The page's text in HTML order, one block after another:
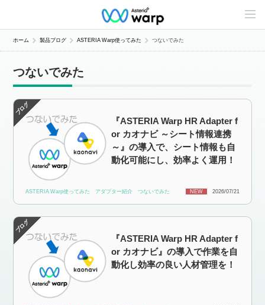
C
n
e
n
ホーム 製品ブログ ASTERIA Warp使ってみた つないでみた
つないでみた
『ASTERIA Warp HR Adapter f
or カオナビ ～シート情報連携
～』の導入で、シート情報も自
動化可能にし、効率よく運用！
ASTERIA Warp使ってみた アダプター紹介 つないでみた NEW 2026/07/21
『ASTERIA Warp HR Adapter f
or カオナビ』の導入で作業を自
動化し効率の良い人材管理を！